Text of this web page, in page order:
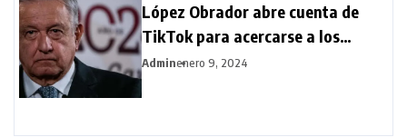
López Obrador abre cuenta de
TikTok para acercarse a los
jóvenes
Adminenero 9, 2024